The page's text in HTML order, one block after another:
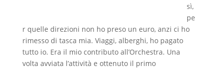
sì,
pe
r quelle direzioni non ho preso un euro, anzi ci ho
rimesso di tasca mia. Viaggi, alberghi, ho pagato
tutto io. Era il mio contributo all’Orchestra. Una
volta avviata l’attività e ottenuto il primo